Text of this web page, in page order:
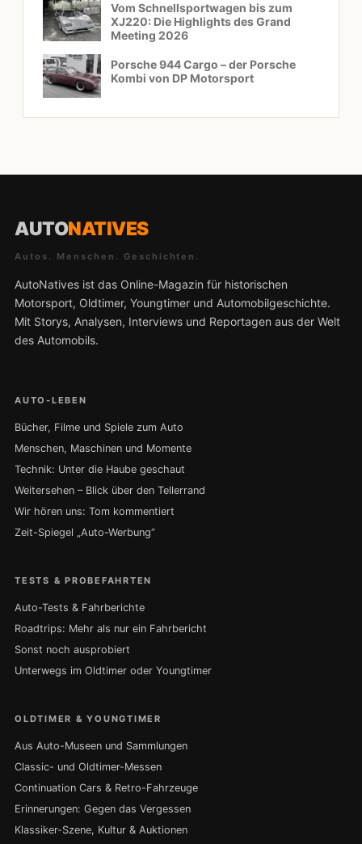
Vom Schnellsportwagen bis zum
XJ220: Die Highlights des Grand
Meeting 2026
Porsche 944 Cargo – der Porsche
Kombi von DP Motorsport
AUTONATIVES
Autos. Menschen. Geschichten.
AutoNatives ist das Online-Magazin für historischen
Motorsport, Oldtimer, Youngtimer und Automobilgeschichte.
Mit Storys, Analysen, Interviews und Reportagen aus der Welt
des Automobils.
AUTO-LEBEN
Bücher, Filme und Spiele zum Auto
Menschen, Maschinen und Momente
Technik: Unter die Haube geschaut
Weitersehen – Blick über den Tellerrand
Wir hören uns: Tom kommentiert
Zeit-Spiegel „Auto-Werbung“
TESTS & PROBEFAHRTEN
Auto-Tests & Fahrberichte
Roadtrips: Mehr als nur ein Fahrbericht
Sonst noch ausprobiert
Unterwegs im Oldtimer oder Youngtimer
OLDTIMER & YOUNGTIMER
Aus Auto-Museen und Sammlungen
Classic- und Oldtimer-Messen
Continuation Cars & Retro-Fahrzeuge
Erinnerungen: Gegen das Vergessen
Klassiker-Szene, Kultur & Auktionen